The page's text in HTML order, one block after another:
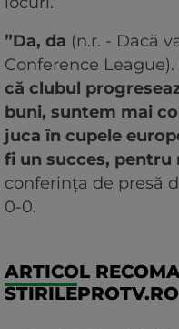
”Da, da (n.r. - Dacă
Conference League).
că clubul
buni, suntem mai
juca în cupele
fi un succes, pentru
conferința de presă
0-0.
ARTICOL
STIRILEPROTV.RO